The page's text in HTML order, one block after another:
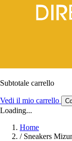
Subtotale carrello
Vedi il mio carrello
Loading...
Home
/ Sneakers